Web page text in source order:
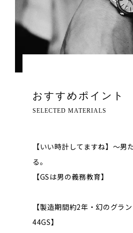
おすすめポイント
SELECTED MATERIALS
【いい時計してますね】～男
る。
【GSは男の義務教育】
【製造期間約2年・幻のグラ
44GS】